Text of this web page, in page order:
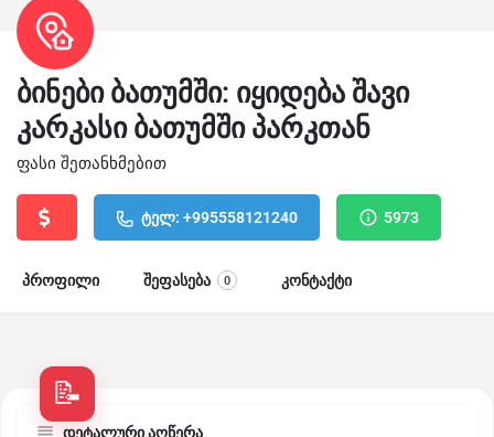
ბინები ბათუმში: იყიდება შავი
კარკასი ბათუმში პარკთან
ფასი შეთანხმებით
ტელ: +995558121240 5973
პროფილი შეფასება 0 კონტაქტი
დეტალური აღწერა